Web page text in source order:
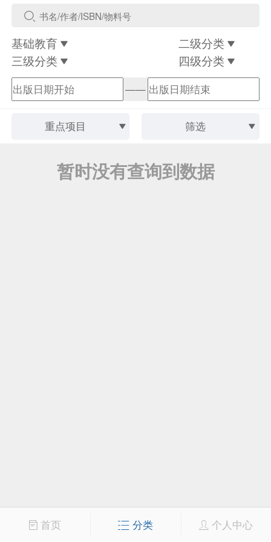
基础教育
二级分类
三级分类
四级分类
——
重点项目 筛选
暂时没有查询到数据
首页 分类 个人中心